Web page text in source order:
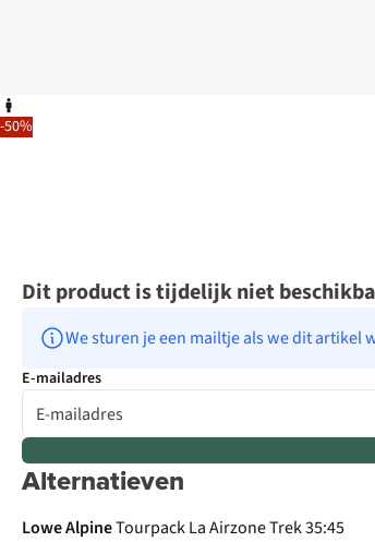
-50%
Dit product is tijdelijk niet
We sturen je een mailtje als we dit artikel
E-mailadres
Alternatieven
-50%
Lowe AlpineTourpack La Airzone Trek 35:45